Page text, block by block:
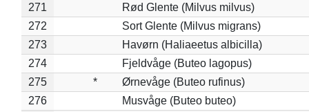
271
Rød Glente (Milvus milvus)
272
Sort Glente (Milvus migrans)
273
Havørn (Haliaeetus albicilla)
274
Fjeldvåge (Buteo lagopus)
275
*
Ørnevåge (Buteo rufinus)
276
Musvåge (Buteo buteo)